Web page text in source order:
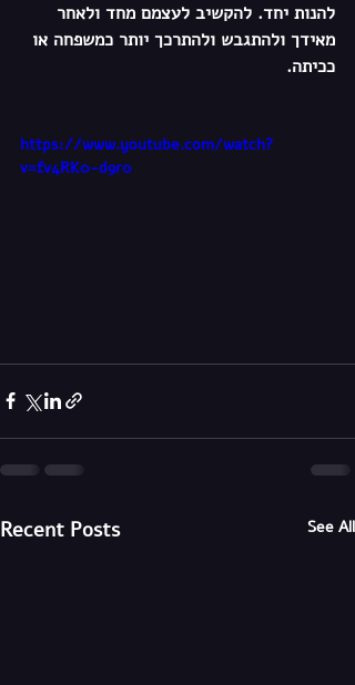
להנות יחד. להקשיב לעצמם מחד ולאחר
מאידך ולהתגבש ולהתרכך יותר כמשפחה או
ככיתה.
https://www.youtube.com/watch?
v=fv4RK0-d9r0
Recent Posts See All